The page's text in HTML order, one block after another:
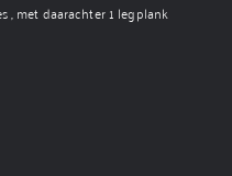
, met daarachter 1 legplank